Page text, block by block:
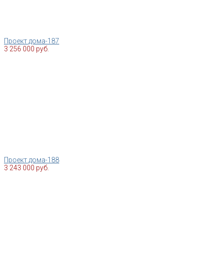
Проект дома-187
3 256 000 руб.
Проект дома-188
3 243 000 руб.